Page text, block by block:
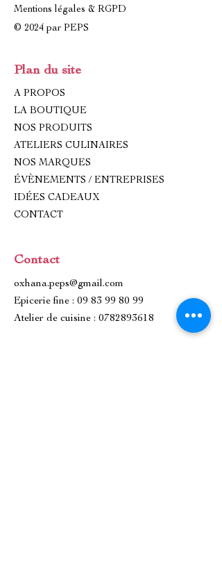
Mentions légales & RGPD
© 2024 par PEPS
Plan du site
A PROPOS
LA BOUTIQUE
NOS PRODUITS
ATELIERS CULINAIRES
NOS MARQUES
ÉVÈNEMENTS / ENTREPRISES
IDÉES CADEAUX
CONTACT
Contact
oxhana.peps@gmail.com
Epicerie fine : 09 83 99 80 99
Atelier de cuisine : 0782893618